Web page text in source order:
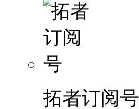
拓者订阅号